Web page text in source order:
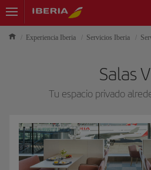
Experiencia Iberia Servicios Iberia
Salas
Tu espacio privado